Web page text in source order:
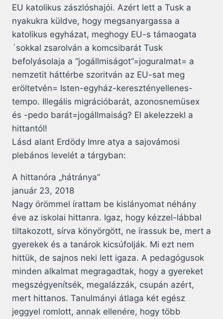
EU katolikus zászlóshajói. Azért lett a Tusk a
nyakukra küldve, hogy megsanyargassa a
katolikus egyházat, meghogy EU-s támaogata
´sokkal zsarolván a komcsibarát Tusk
befolyásolaja a “jogállmiságot”=joguralmat= a
nemzetit háttérbe szoritván az EU-sat meg
eröltetvén= Isten-egyház-keresztényellenes-
tempo. Illegális migrációbarát, azonosnemüsex
és -pedo barát=jogállmaiság? El akelezzekl a
hittantól!
Lásd alant Erdödy Imre atya a sajovámosi
plebános levelét a tárgyban:
A hittanóra „hátránya”
január 23, 2018
Nagy örömmel írattam be kislányomat néhány
éve az iskolai hittanra. Igaz, hogy kézzel-lábbal
tiltakozott, sírva könyörgött, ne írassuk be, mert a
gyerekek és a tanárok kicsúfolják. Mi ezt nem
hittük, de sajnos neki lett igaza. A pedagógusok
minden alkalmat megragadtak, hogy a gyereket
megszégyenítsék, megalázzák, csupán azért,
mert hittanos. Tanulmányi átlaga két egész
jeggyel romlott, annak ellenére, hogy több